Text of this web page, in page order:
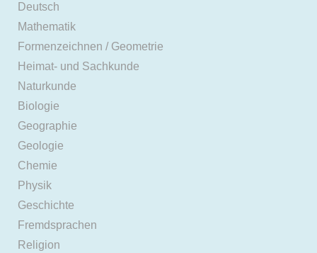
Deutsch
Mathematik
Formenzeichnen / Geometrie
Heimat- und Sachkunde
Naturkunde
Biologie
Geographie
Geologie
Chemie
Physik
Geschichte
Fremdsprachen
Religion